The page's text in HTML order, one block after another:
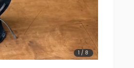
1 / 8